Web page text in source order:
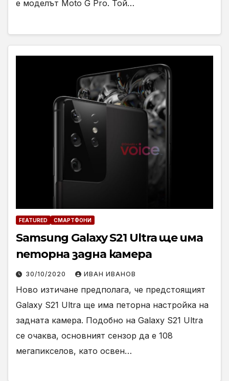
е моделът Moto G Pro. Той…
FEATURED СМАРТФОНИ
Samsung Galaxy S21 Ultra ще има
петорна задна камера
30/10/2020 ИВАН ИВАНОВ
Ново изтичане предполага, че предстоящият
Galaxy S21 Ultra ще има петорна настройка на
задната камера. Подобно на Galaxy S21 Ultra
се очаква, основният сензор да е 108
мегапикселов, като освен…